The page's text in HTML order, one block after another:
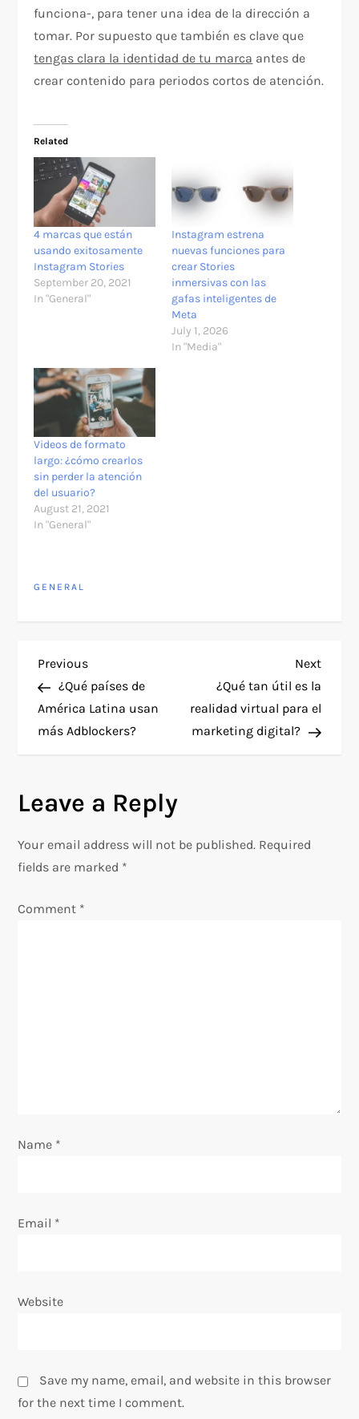
funciona-, para tener una idea de la dirección a
tomar. Por supuesto que también es clave que
tengas clara la identidad de tu marca antes de
crear contenido para periodos cortos de atención.
Related
4 marcas que están
usando exitosamente
Instagram Stories
September 20, 2021
In "General"
Instagram estrena
nuevas funciones para
crear Stories
inmersivas con las
gafas inteligentes de
Meta
July 1, 2026
In "Media"
Videos de formato
largo: ¿cómo crearlos
sin perder la atención
del usuario?
August 21, 2021
In "General"
GENERAL
P
o
s
n
a
n
Previous
Post
Previous
¿Qué países de
América Latina usan
más Adblockers?
Next
Post
Next
​¿Qué tan útil es la
realidad virtual para el
marketing digital?
Leave a Reply
Your email address will not be published. Required
fields are marked *
Comment *
Name *
Email *
Website
Save my name, email, and website in this browser
for the next time I comment.